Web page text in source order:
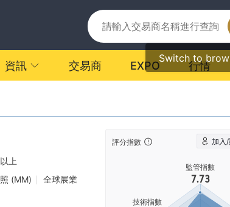
Switch to
資訊 交易商 EXPO 行情
上
(MM)
全球展業
評分指數
監管指數
7.73
技術指數
加入